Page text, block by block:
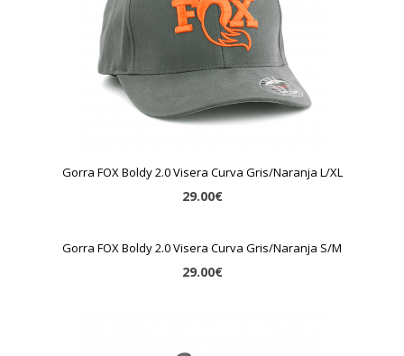
Gorra FOX Boldy 2.0 Visera Curva Gris/Naranja L/XL
29.00€
Gorra FOX Boldy 2.0 Visera Curva Gris/Naranja S/M
29.00€